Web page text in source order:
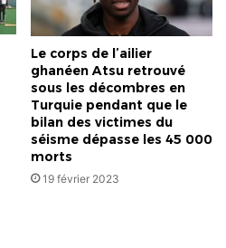
Le corps de l’ailier
ghanéen Atsu retrouvé
sous les décombres en
Turquie pendant que le
bilan des victimes du
séisme dépasse les 45 000
morts
19 février 2023